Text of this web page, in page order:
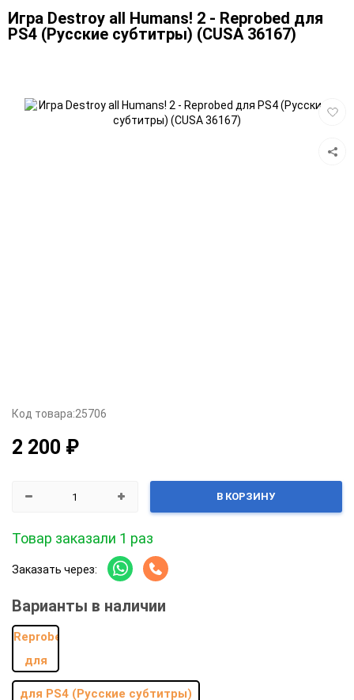
Игра Destroy all Humans! 2 - Reprobed для
PS4 (Руcские субтитры) (CUSA 36167)
Код товара:25706
2 200 ₽
В КОРЗИНУ
Товар заказали 1 раз
Заказать через:
Варианты в наличии
для PS4 (Руcские субтитры)